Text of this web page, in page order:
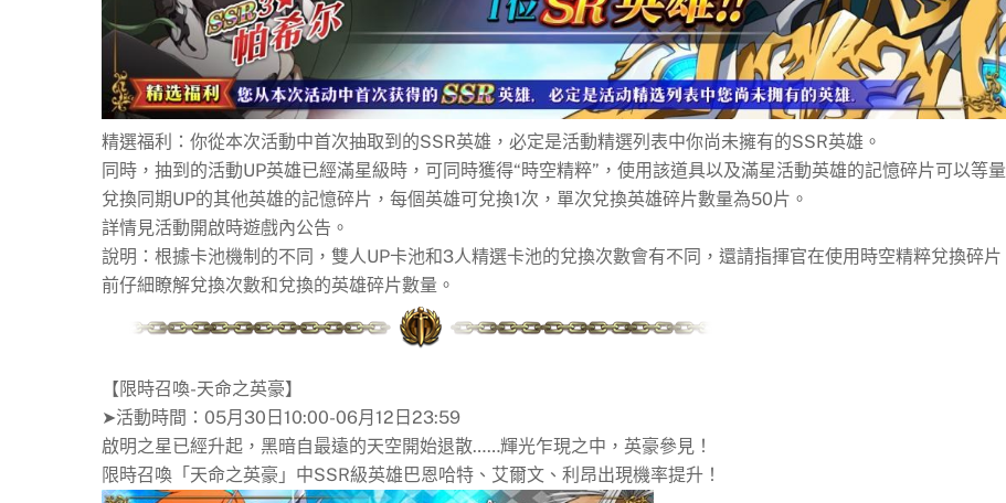
精選福利：你從本次活動中首次抽取到的SSR英雄，必定是活動精選列表中你尚未擁有的SSR英雄。
同時，抽到的活動UP英雄已經滿星級時，可同時獲得“時空精粹”，使用該道具以及滿星活動英雄的記憶碎片可以等量
兌換同期UP的其他英雄的記憶碎片，每個英雄可兌換1次，單次兌換英雄碎片數量為50片。
詳情見活動開啟時遊戲內公告。
說明：根據卡池機制的不同，雙人UP卡池和3人精選卡池的兌換次數會有不同，還請指揮官在使用時空精粹兌換碎片
前仔細瞭解兌換次數和兌換的英雄碎片數量。
【限時召喚-天命之英豪】
➤活動時間：05月30日10:00-06月12日23:59
啟明之星已經升起，黑暗自最遠的天空開始退散……輝光乍現之中，英豪參見！
限時召喚「天命之英豪」中SSR級英雄巴恩哈特、艾爾文、利昂出現機率提升！